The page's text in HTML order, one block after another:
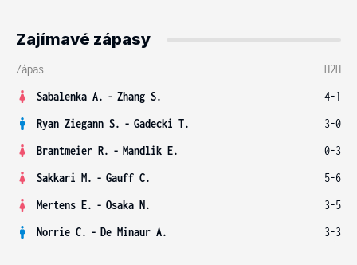
Zajímavé zápasy
Zápas
H2H
Sabalenka A. - Zhang S.
4-1
Ryan Ziegann S. - Gadecki T.
3-0
Brantmeier R. - Mandlik E.
0-3
Sakkari M. - Gauff C.
5-6
Mertens E. - Osaka N.
3-5
Norrie C. - De Minaur A. 3-3